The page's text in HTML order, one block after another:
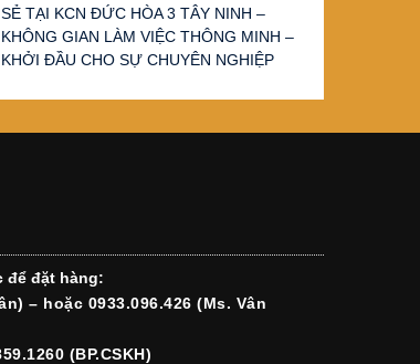
SẺ TẠI KCN ĐỨC HÒA 3 TÂY NINH –
KHÔNG GIAN LÀM VIỆC THÔNG MINH –
KHỞI ĐẦU CHO SỰ CHUYÊN NGHIỆP
để đặt hàng:
– hoặc 0933.096.426 (Ms. Vân
(BP.CSKH)